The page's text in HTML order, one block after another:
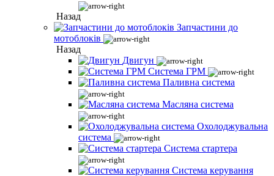
Назад
Запчастини до
мотоблоків
Назад
Двигун
Система ГРМ
Паливна система
Масляна система
Охолоджувальна
система
Система стартера
Система керування